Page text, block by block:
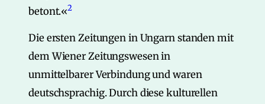
betont.«2
Die ersten Zeitungen in Ungarn standen mit
dem Wiener Zeitungswesen in
unmittelbarer Verbindung und waren
deutschsprachig. Durch diese kulturellen